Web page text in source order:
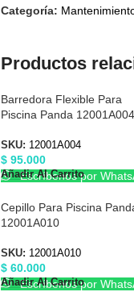
Categoría:
Productos
Barredora Flexible Para
Piscina Panda 12001A004
SKU: 12001A004
$ 95.000
Añadir Al Carrito
Escríbenos por
Cepillo Para Piscina
12001A010
SKU: 12001A010
$ 60.000
Añadir Al Carrito
Escríbenos por